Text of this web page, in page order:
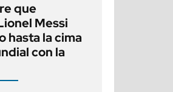
que
Messi
hasta la cima
con la